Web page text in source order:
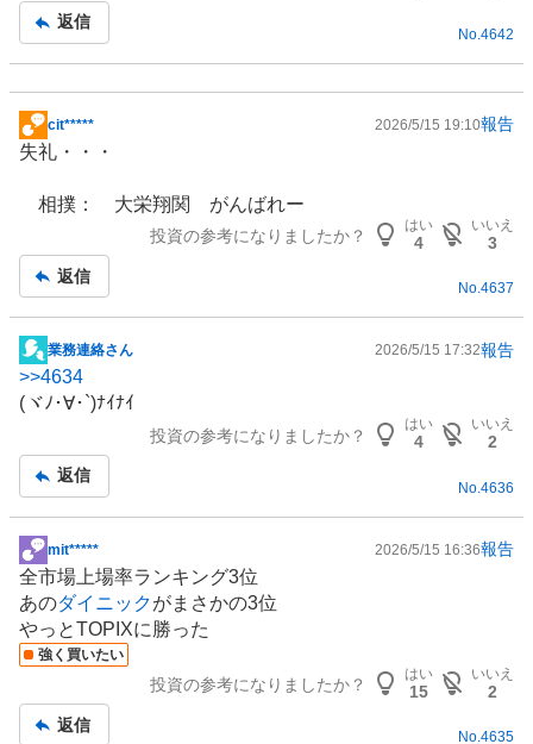
事
返信
No. 4642
掲
示
cit***** 2026/5/15 19:10報告
失礼・・・
相撲： 大栄翔関 がんばれー
投資の参考になりましたか？
はい
4
いいえ
3
返信
No.4637
掲
示
板
業務連絡さん 2026/5/15 17:32報告
>>4634
(ヾﾉ･∀･`)ﾅｲﾅｲ
投資の参考になりましたか？
はい
4
いいえ
2
返信
No. 4636
掲
示
板
記
事
mit***** 2026/5/15 16:36報告
全市場上場率ランキング3位
あのダイニックがまさかの3位
やっとTOPIXに勝った
強く買いたい
投資の参考になりましたか？
はい
15
いいえ
2
返信
No.4635